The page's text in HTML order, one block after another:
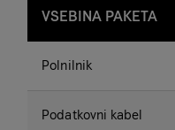
VSEBINA PAKETA
Polnilnik
Podatkovni kabel